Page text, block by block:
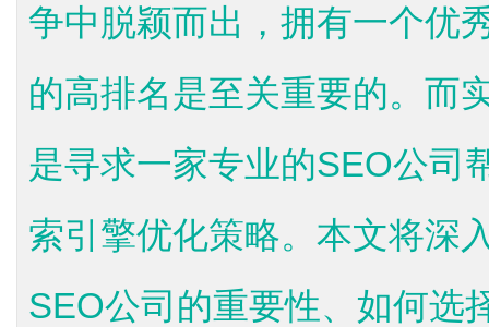
争中脱颖而出，拥有一个优
的高排名是至关重要的。而
是寻求一家专业的SEO公司
索引擎优化策略。本文将深
SEO公司的重要性、如何选